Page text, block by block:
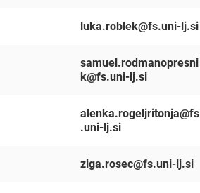
luka.roblek@fs.uni-lj.si
samuel.rodmanopresni
k@fs.uni-lj.si
alenka.rogeljritonja@fs
.uni-lj.si
ziga.rosec@fs.uni-lj.si